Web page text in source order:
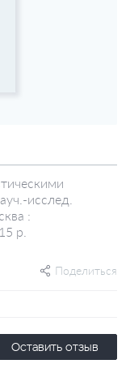
исслед.
:
р.
Поделиться
Оставить отзыв